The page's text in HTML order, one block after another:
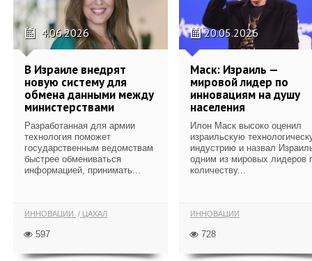
4.06.2026
В Израиле внедрят
новую систему для
обмена данными между
министерствами
Разработанная для армии
технология поможет
государственным ведомствам
быстрее обмениваться
информацией, принимать...
ИННОВАЦИИ ЦАХАЛ
597
20.05.2026
Маск: Израиль —
мировой лидер по
инновациям на душу
населения
Илон Маск высоко оценил
израильскую
индустрию и назвал
одним из мировых лидеров
количеству...
ИННОВАЦИИ
728